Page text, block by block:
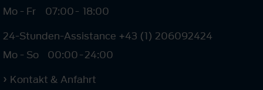
Mo - Fr
07:00- 18:00
24-Stunden-Assistance +43 (1) 206092424
Mo - So
00:00-24:00
Kontakt & Anfahrt